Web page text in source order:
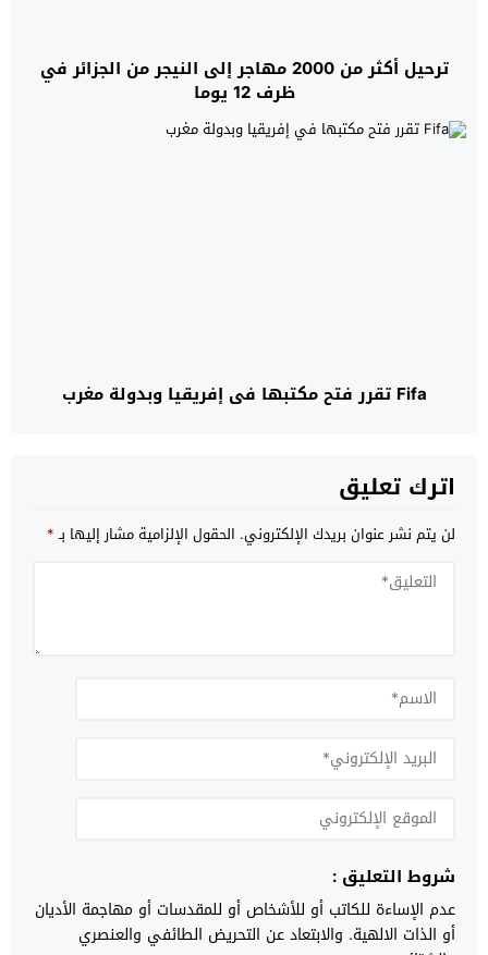
ترحيل أكثر من 2000 مهاجر إلى النيجر من الجزائر في
ظرف 12 يوما
Fifa تقرر فتح مكتبها في إفريقيا وبدولة مغرب
اترك تعليق
لن يتم نشر عنوان بريدك الإلكتروني. الحقول الإلزامية مشار إليها بـ*
شروط التعليق :
عدم الإساءة للكاتب أو للأشخاص أو للمقدسات أو مهاجمة الأديان
أو الذات الالهية. والابتعاد عن التحريض الطائفي والعنصري